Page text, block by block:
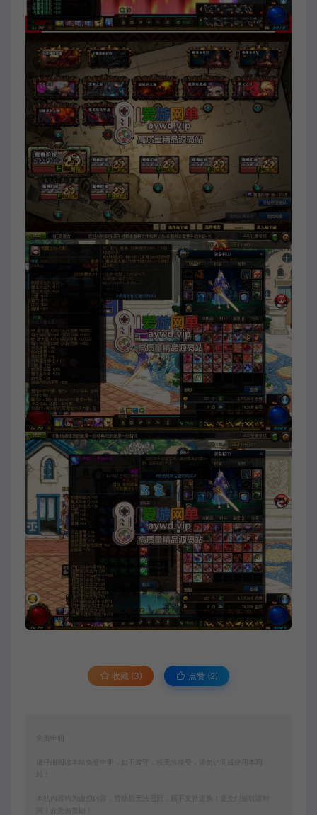
收藏 (3) 点赞 (2)
免责申明
请仔细阅读本站免责申明，如不遵守，或无法接受，请勿访问或使用本网
本站内容均为虚拟内容，赞助后无法召回，顾不支持退换！避免纠纷耽误时
间！介意勿赞助！